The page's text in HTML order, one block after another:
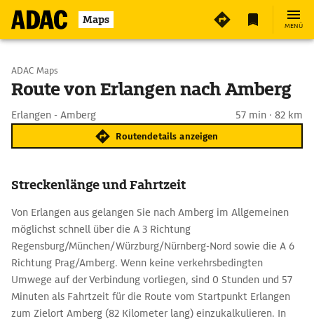
Maps MENÜ
Start wählen
ADAC Maps
Route von Erlangen nach Amberg
Erlangen - Amberg 57 min · 82 km
Routendetails anzeigen
Streckenlänge und Fahrtzeit
Von Erlangen aus gelangen Sie nach Amberg im Allgemeinen
möglichst schnell über die A 3 Richtung
Regensburg/München/Würzburg/Nürnberg-Nord sowie die A 6
Richtung Prag/Amberg. Wenn keine verkehrsbedingten
Umwege auf der Verbindung vorliegen, sind 0 Stunden und 57
Minuten als Fahrtzeit für die Route vom Startpunkt Erlangen
zum Zielort Amberg (82 Kilometer lang) einzukalkulieren. In